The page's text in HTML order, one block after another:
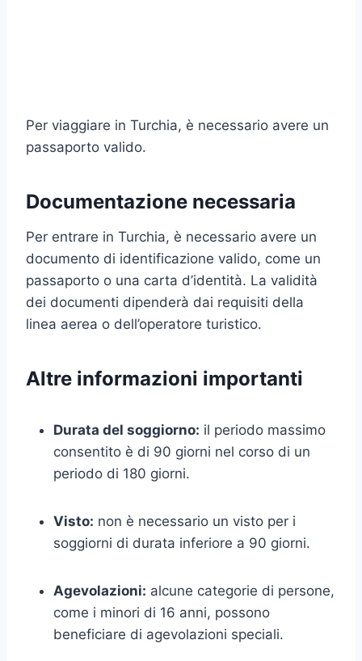
Per viaggiare in Turchia, è necessario avere un
passaporto valido.
Documentazione necessaria
Per entrare in Turchia, è necessario avere un
documento di identificazione valido, come un
passaporto o una carta d’identità. La validità
dei documenti dipenderà dai requisiti della
linea aerea o dell’operatore turistico.
Altre informazioni importanti
Durata del soggiorno: il periodo massimo
consentito è di 90 giorni nel corso di un
periodo di 180 giorni.
Visto: non è necessario un visto per i
soggiorni di durata inferiore a 90 giorni.
Agevolazioni: alcune categorie di persone,
come i minori di 16 anni, possono
beneficiare di agevolazioni speciali.